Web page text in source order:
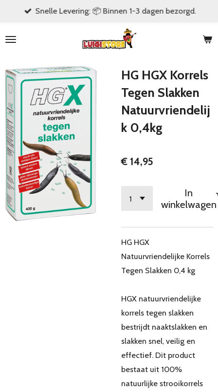
naar
hoofdinhoud
Snelle Levering: 📦 Binnen 1-3 dagen bezorgd.
HG HGX Korrels
Tegen Slakken
Natuurvriendelij
k 0,4kg
€ 14,95
In
winkelwagen
HG HGX
Natuurvriendelijke Korrels
Tegen Slakken 0,4 kg
HGX natuurvriendelijke
korrels tegen slakken
bestrijdt naaktslakken en
slakken snel, veilig en
effectief. Dit product
bestaat uit 100%
natuurlijke strooikorrels